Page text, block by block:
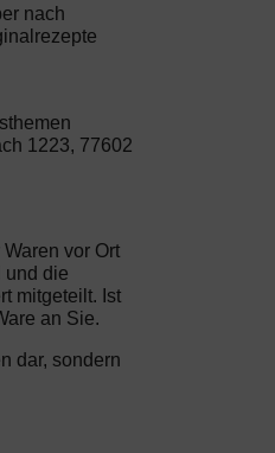
nach
1223, 77602
vor Ort
und die
mitgeteilt. Ist
an Sie.
dar, sondern